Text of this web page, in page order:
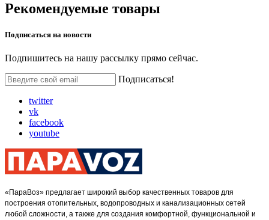
Рекомендуемые товары
Подписаться на новости
Подпишитесь на нашу рассылку прямо сейчас.
Подписаться!
twitter
vk
facebook
youtube
«ПараВоз» предлагает широкий выбор качественных товаров для
построения отопительных, водопроводных и канализационных сетей
любой сложности, а также для создания комфортной, функциональной и